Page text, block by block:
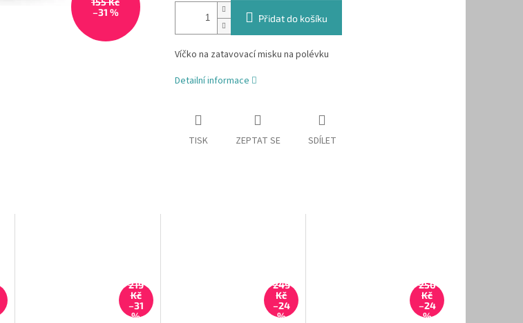
–31 %
Přidat do košíku
Víčko na zatavovací misku na polévku
Detailní informace
TISK ZEPTAT SE SDÍLET
219
Kč
–31
%
249
Kč
–24
%
250
Kč
–24
%